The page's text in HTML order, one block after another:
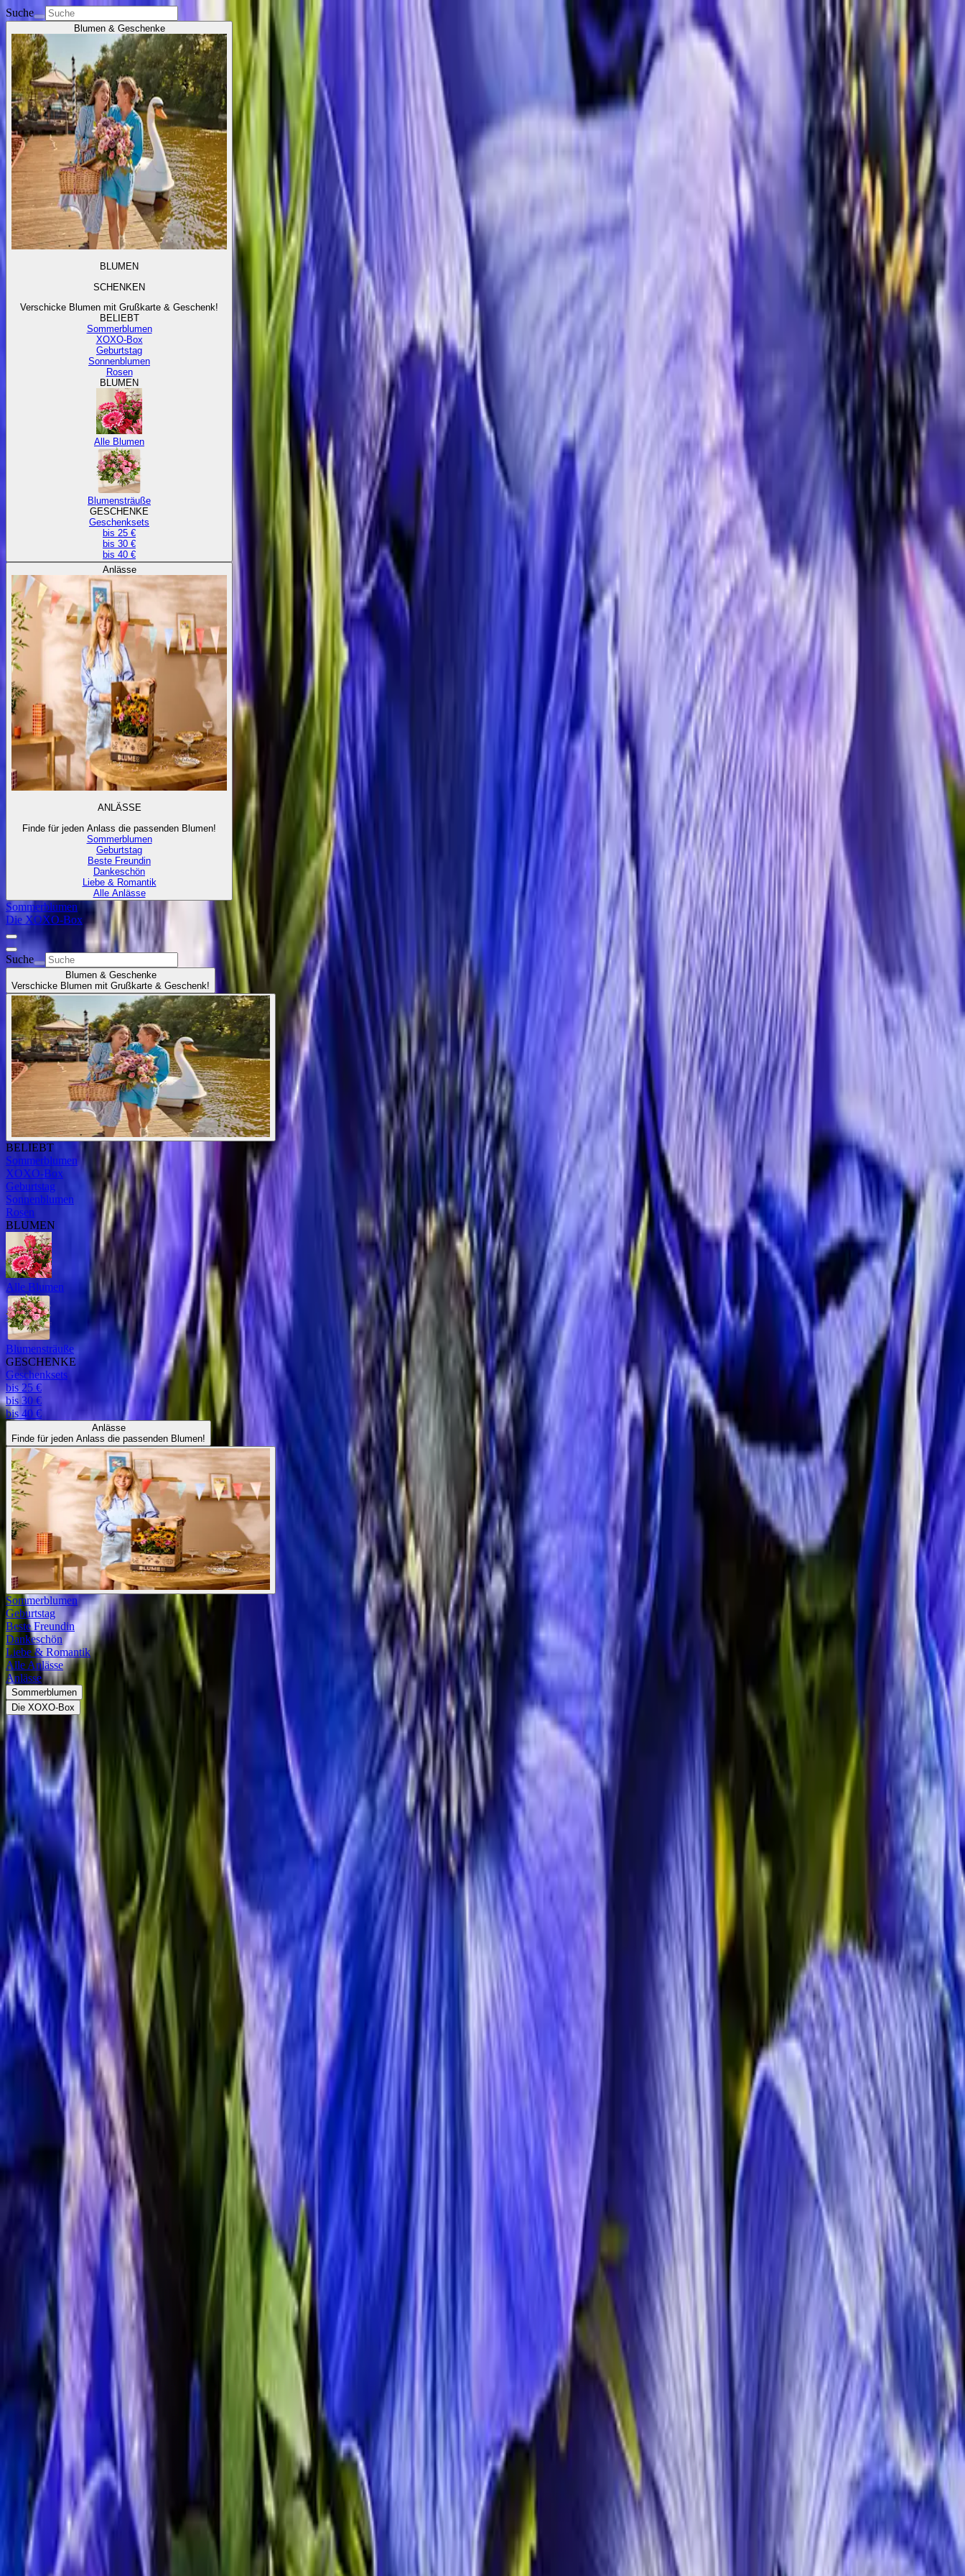
Suche
Blumen & Geschenke
BLUMEN
SCHENKEN
Verschicke Blumen mit Grußkarte & Geschenk!
BELIEBT
Sommerblumen
XOXO-Box
Geburtstag
Sonnenblumen
Rosen
BLUMEN
Alle Blumen
Blumensträuße
GESCHENKE
Geschenksets
bis 25 €
bis 30 €
bis 40 €
Anlässe
ANLÄSSE
Finde für jeden Anlass die passenden Blumen!
Sommerblumen
Geburtstag
Beste Freundin
Dankeschön
Liebe & Romantik
Alle Anlässe
Sommerblumen
Die XOXO-Box
Suche
Blumen & Geschenke
Verschicke Blumen mit Grußkarte & Geschenk!
BELIEBT
Sommerblumen
XOXO-Box
Geburtstag
Sonnenblumen
Rosen
BLUMEN
Alle Blumen
Blumensträuße
GESCHENKE
Geschenksets
bis 25 €
bis 30 €
bis 40 €
Anlässe
Finde für jeden Anlass die passenden Blumen!
Sommerblumen
Geburtstag
Beste Freundin
Dankeschön
Liebe & Romantik
Alle Anlässe
Anlässe
Sommerblumen
Die XOXO-Box
< Blühkalender
Blumen im März
Entdecke, welche Blumen im März den Frühling ankündigen.
Der Frühling kommt
Die Sonne beginnt zu wärmen, die ersten Blätter sprießen an den Bäumen, die Luft riecht irgendwie nach Frühling: Spätestens jetzt muss der Winter langsam weichen. Im März beginnt nun richtig die Zeit der
Frühblüher
. Krokusse, undNarzissen
schießen aus dem Boden und auch die zarten Gänseblümchen zeigen sich. Da die Tage nun langsam wieder länger werden, lockt die Sonne die Frühblüher mit
zunehmender Kraft aus der Erde und lässt dabei bunte Blütenteppiche entstehen. Denn Blumen im März leuchten in allen Farben und harmonieren mit den grünenden Wäldern und Wiesen. Der Frühling ist da!
Welche Blumen blühen im März?
Die Frühblüher, die sich im März zeigen, sind kleine Überlebenskünstler. Sie verfügen über gleich mehrere Taktiken, um ohne viel Sonnenlicht und trotz Kälte oder sogar Frost durch den Vorfrühling zu
kommen. Nicht nur, dass sie Energiereserven haben, um das schwache Sonnenlicht zu ergänzen. Sie wachsen häufig auch besonders nah am Boden. So werden sie von herabfallendem Laub bedeckt und vor der
Kälte geschützt. Blumen im März haben es eilig, denn sobald die Bäume mit wachsendem Laub ihre Kronen „schließen“, muss ihre Blütezeit beendet sein.
Im Gegensatz zur Liste der Wintermonate ist die Liste der Blumen im März lang. Wir stellen dir hier daher nur eine Auswahl vor:
Anemone
Blaustern
Krokus
Narzisse
Leberblümchen
Märzbecher
Märzveilchen
Schneeglöckchen
Tulpe
Schnittblumen: Die beliebtesten Blumen im März
Neben den ganzjährig erhältlichen Blumen wie oder Gerbera Frühlingsblumen
oder Tulpen in allen denkbaren Farben
gehören zu den beliebtesten Blumen im März. Aber auch
Freesien, Ranunkeln Callas
machen sich im März gut in der Vase. Bunte Sträuße und Gestecke sind eine schöne Frühlingsdekoration für den
Esstisch oder fürs Wohnzimmer.
Anlässe, um Blumen im März zu verschenken
Am 8. März wird der
gefeiert. Ursprünglich entstand er im Zusammenhang mit einer Bewegung zur Durchsetzung des Frauenwahlrechts. Auch heute ist er ein Tag für politische und
gesellschaftliche Diskussionen zum Thema Frauenrechte. Er kann aber auch einfach eine Gelegenheit sein, mit Blumen im März seine Wertschätzung gegenüber einer Partnerin, Freundin oder Kollegin
auszudrücken. Besonders beliebt sind dafür rote Nelken, aber auch andere Märzblumen sind willkommen.
Aktuelle Blumensträuße entdecken